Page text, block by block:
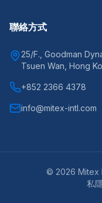
聯絡方式
25/F., Goodman
Tsuen Wan, Hong
+852 2366 4378
info@mitex-intl.com
© 2026 Mitex
私